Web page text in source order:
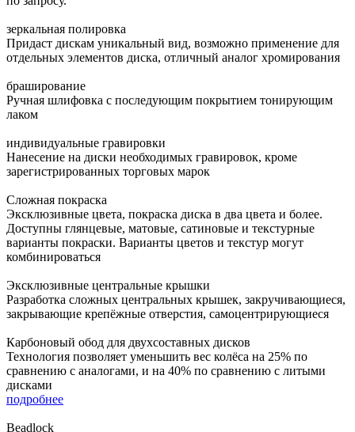
зеркальная полировка
Придаст дискам уникальный вид, возможно применение для
отдельных элементов диска, отличный аналог хромирования
браширование
Ручная шлифовка с последующим покрытием тонирующим
лаком
индивидуальные гравировки
Нанесение на диски необходимых гравировок, кроме
зарегистрированных торговых марок
Сложная покраска
Эксклюзивные цвета, покраска диска в два цвета и более.
Доступны глянцевые, матовые, сатиновые и текстурные
варианты покраски. Варианты цветов и текстур могут
комбинироваться
Эксклюзивные центральные крышки
Разработка сложных центральных крышек, закручивающиеся,
закрывающие крепёжные отверстия, самоцентрирующиеся
Карбоновый обод для двухсоставных дисков
Технология позволяет уменьшить вес колёса на 25% по
сравнению с аналогами, и на 40% по сравнению с литыми
дисками
подробнее
Beadlock